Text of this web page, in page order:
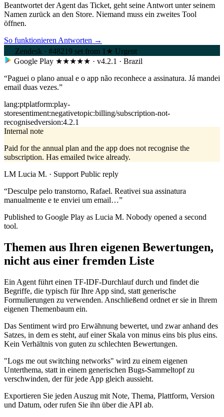
Beantwortet der Agent das Ticket, geht seine Antwort unter seinem
Namen zurück an den Store. Niemand muss ein zweites Tool
öffnen.
So funktionieren Antworten →
Zendesk · #48219 set from 1★ Urgent
Google Play ★★★★★ · v4.2.1 · Brazil
“Paguei o plano anual e o app não reconhece a assinatura. Já mandei
email duas vezes.”
lang:ptplatform:play-
storesentiment:negativetopic:billing/subscription-not-
recognisedversion:4.2.1
Internal note
Paid for the annual plan and the app does not recognise the
subscription. Has emailed twice already.
LM Lucia M. · Support Public reply
“Desculpe pelo transtorno, Rafael. Reativei sua assinatura
manualmente e te enviei um email…”
Published to Google Play as Lucia M. Nobody opened a second
tool.
Themen aus Ihren eigenen Bewertungen,
nicht aus einer fremden Liste
Ein Agent führt einen TF-IDF-Durchlauf durch und findet die
Begriffe, die typisch für Ihre App sind, statt generische
Formulierungen zu verwenden. Anschließend ordnet er sie in Ihrem
eigenen Themenbaum ein.
Das Sentiment wird pro Erwähnung bewertet, und zwar anhand des
Satzes, in dem es steht, auf einer Skala von minus eins bis plus eins.
Kein Verhältnis von guten zu schlechten Bewertungen.
"Logs me out switching networks" wird zu einem eigenen
Unterthema, statt in einem generischen Bugs-Sammeltopf zu
verschwinden, der für jede App gleich aussieht.
Exportieren Sie jeden Auszug mit Note, Thema, Plattform, Version
und Datum, oder rufen Sie ihn über die API ab.